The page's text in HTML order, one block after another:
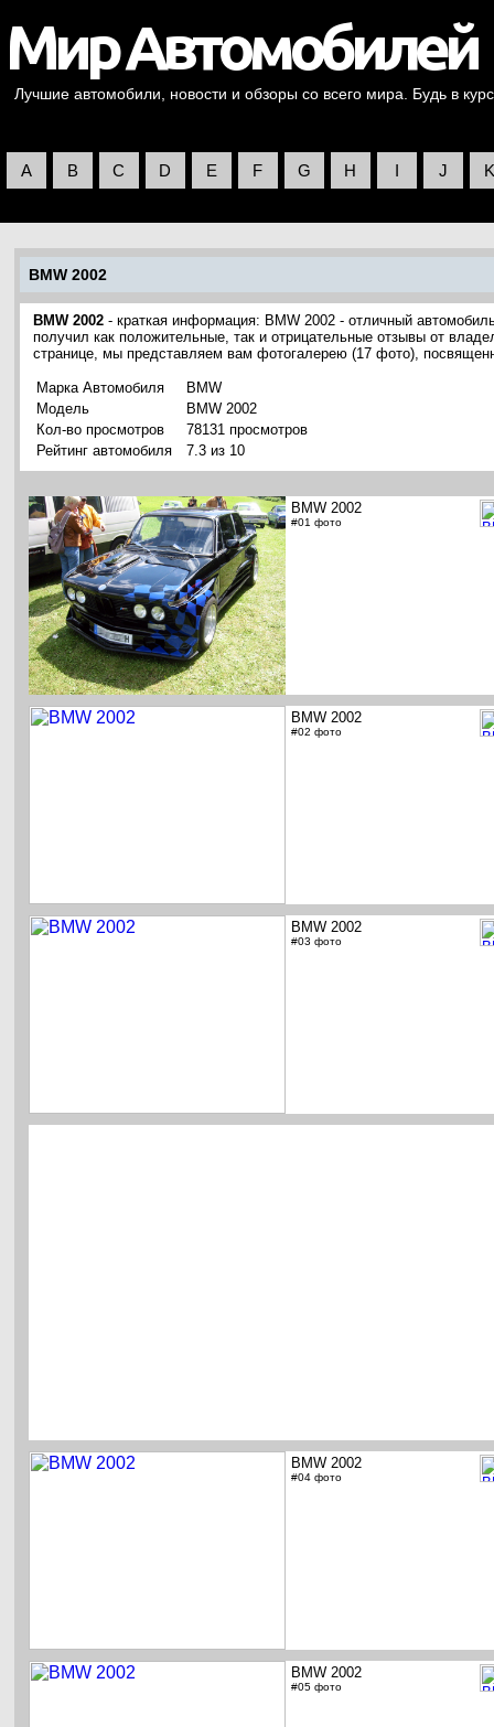
Лучшие автомобили, новости и обзоры со всего мира. Будь в
A B C D E F G H I J K
BMW 2002
BMW 2002 - краткая информация: BMW 2002 - отличный
получил как положительные, так и отрицательные отзывы от
странице, мы представляем вам фотогалерею (17 фото),
Марка Автомобиля
BMW
Модель
BMW 2002
Кол-во просмотров
78131 просмотров
Рейтинг автомобиля
7.3 из 10
BMW 2002
#01 фото
BMW 2002
#02 фото
BMW 2002
#03 фото
BMW 2002
#04 фото
BMW 2002
#05 фото